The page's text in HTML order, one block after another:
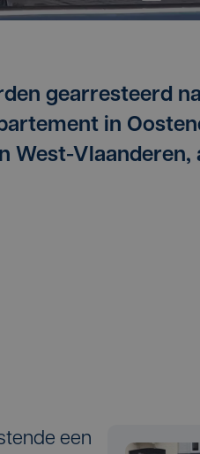
gearresteerd
in
West-Vlaanderen,
een